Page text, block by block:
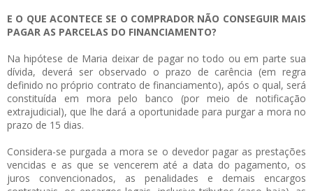
E O QUE ACONTECE SE O COMPRADOR NÃO CONSEGUIR MAIS
PAGAR AS PARCELAS DO FINANCIAMENTO?
Na hipótese de Maria deixar de pagar no todo ou em parte sua
dívida, deverá ser observado o prazo de carência (em regra
definido no próprio contrato de financiamento), após o qual, será
constituída em mora pelo banco (por meio de notificação
extrajudicial), que lhe dará a oportunidade para purgar a mora no
prazo de 15 dias.
Considera-se purgada a mora se o devedor pagar as prestações
vencidas e as que se vencerem até a data do pagamento, os
juros convencionados, as penalidades e demais encargos